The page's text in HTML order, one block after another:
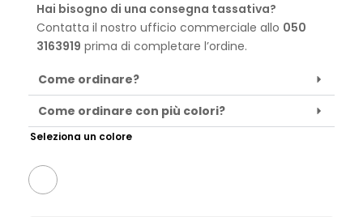
Hai bisogno di una consegna tassativa?
Contatta il nostro ufficio commerciale allo 050
3163919 prima di completare l’ordine.
Come ordinare?
Come ordinare con più colori?
Seleziona un colore